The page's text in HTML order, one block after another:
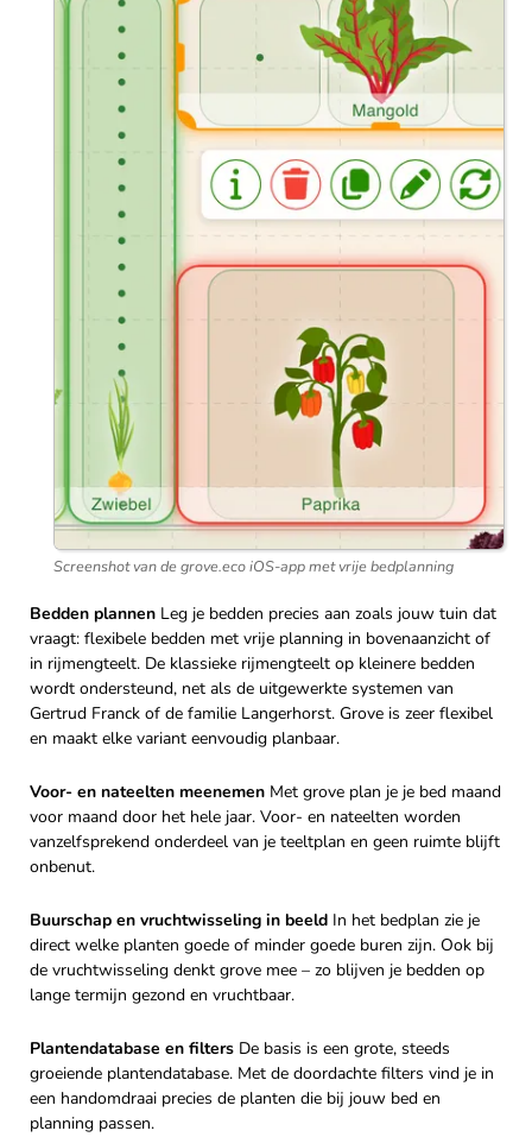
Screenshot van de grove.eco iOS-app met vrije bedplanning
Bedden plannen Leg je bedden precies aan zoals jouw tuin dat
vraagt: flexibele bedden met vrije planning in bovenaanzicht of
in rijmengteelt. De klassieke rijmengteelt op kleinere bedden
wordt ondersteund, net als de uitgewerkte systemen van
Gertrud Franck of de familie Langerhorst. Grove is zeer flexibel
en maakt elke variant eenvoudig planbaar.
Voor- en nateelten meenemen Met grove plan je je bed maand
voor maand door het hele jaar. Voor- en nateelten worden
vanzelfsprekend onderdeel van je teeltplan en geen ruimte blijft
onbenut.
Buurschap en vruchtwisseling in beeld In het bedplan zie je
direct welke planten goede of minder goede buren zijn. Ook bij
de vruchtwisseling denkt grove mee – zo blijven je bedden op
lange termijn gezond en vruchtbaar.
Plantendatabase en filters De basis is een grote, steeds
groeiende plantendatabase. Met de doordachte filters vind je in
een handomdraai precies de planten die bij jouw bed en
planning passen.